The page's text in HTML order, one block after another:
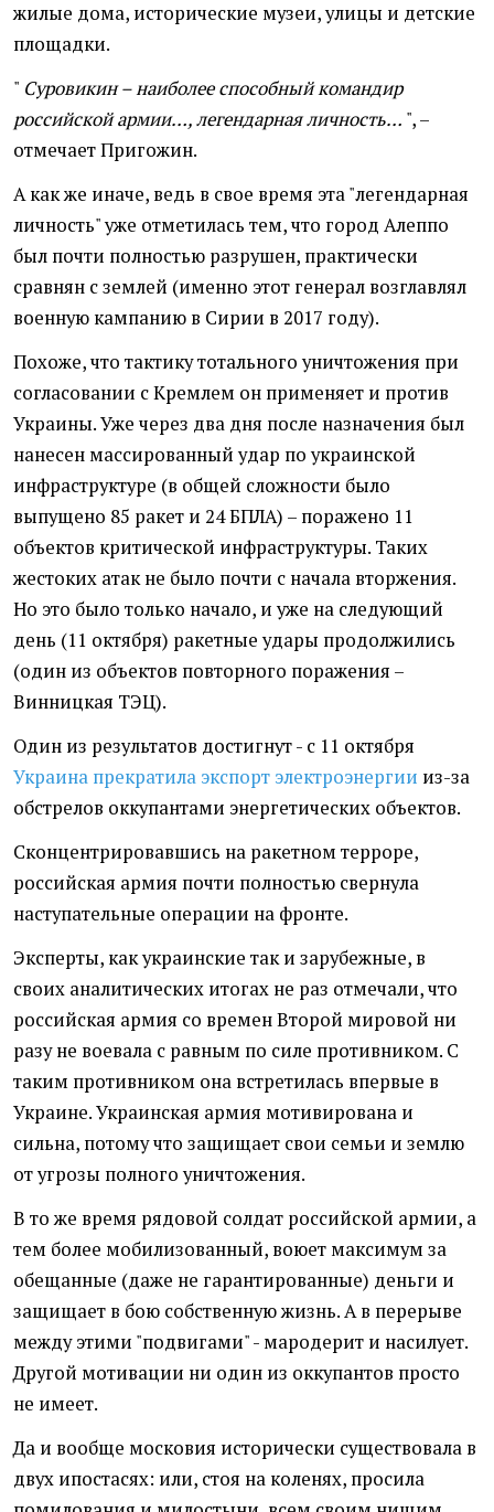
жилые дома, исторические музеи, улицы и детские
площадки.
" Суровикин – наиболее способный командир
российской армии…, легендарная личность… ", –
отмечает Пригожин.
А как же иначе, ведь в свое время эта "легендарная
личность" уже отметилась тем, что город Алеппо
был почти полностью разрушен, практически
сравнян с землей (именно этот генерал возглавлял
военную кампанию в Сирии в 2017 году).
Похоже, что тактику тотального уничтожения при
согласовании с Кремлем он применяет и против
Украины. Уже через два дня после назначения был
нанесен массированный удар по украинской
инфраструктуре (в общей сложности было
выпущено 85 ракет и 24 БПЛА) – поражено 11
объектов критической инфраструктуры. Таких
жестоких атак не было почти с начала вторжения.
Но это было только начало, и уже на следующий
день (11 октября) ракетные удары продолжились
(один из объектов повторного поражения –
Винницкая ТЭЦ).
Один из результатов достигнут - с 11 октября
Украина прекратила экспорт электроэнергии из-за
обстрелов оккупантами энергетических объектов.
Сконцентрировавшись на ракетном терроре,
российская армия почти полностью свернула
наступательные операции на фронте.
Эксперты, как украинские так и зарубежные, в
своих аналитических итогах не раз отмечали, что
российская армия со времен Второй мировой ни
разу не воевала с равным по силе противником. С
таким противником она встретилась впервые в
Украине. Украинская армия мотивирована и
сильна, потому что защищает свои семьи и землю
от угрозы полного уничтожения.
В то же время рядовой солдат российской армии, а
тем более мобилизованный, воюет максимум за
обещанные (даже не гарантированные) деньги и
защищает в бою собственную жизнь. А в перерыве
между этими "подвигами" - мародерит и насилует.
Другой мотивации ни один из оккупантов просто
не имеет.
Да и вообще московия исторически существовала в
двух ипостасях: или, стоя на коленях, просила